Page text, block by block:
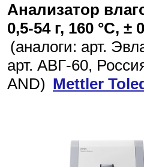
Войти
Сравнение
Екатеринбург
Анализатор
0,5-54 г, 160 °С, ±
(аналоги: арт.
арт. АВГ-60,
AND) Mettler